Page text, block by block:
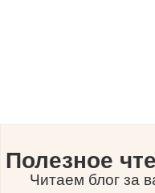
Полезное
Читаем блог за